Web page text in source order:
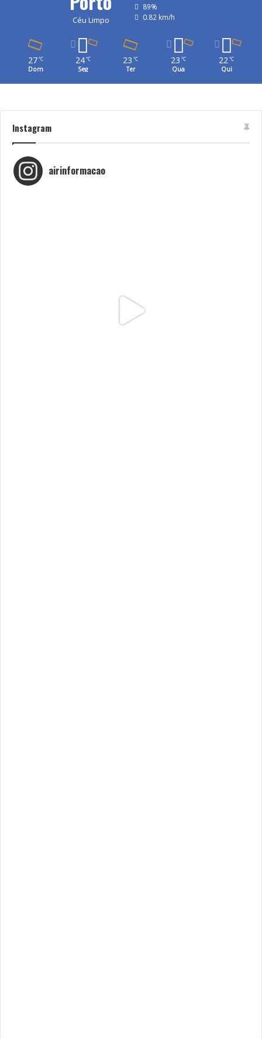
Céu Limpo
89%
0.82 km/h
27 ℃
Dom
24 ℃
Seg
23 ℃
Ter
23 ℃
Qua
22℃
Qui
Instagram
airinformacao